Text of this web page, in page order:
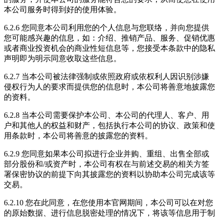
本公司服务时得到好的使用体验。
6.2.6 您同意本公司利用您的个人信息与您联络，并向您提供
您可能感兴趣的信息，如：介绍、推销产品、服务、促销优惠
或者商业投资机会的商业性短信息等，您接受本条款中的隐私
声明即为明示同意收取这些信息。
6.2.7 当本公司被法律强制或依照政府或依权利人因识别涉嫌
侵权行为人的要求而提供您的信息时，本公司将善意地披露您
的资料。
6.2.8 当本公司需要保护本公司、本公司的代理人、客户、用
户和其他人的权益和财产，包括执行本公司的协议、政策和使
用条款时，本公司将善意的披露您的资料。
6.2.9 您同意如果本公司拟进行企业并购、重组、出售全部或
部分股份和/或资产时，本公司有权在与前述交易的相关方签
署保密协议的前提下向其披露您的资料以协助本公司完成该等
交易。
6.2.10 您在此同意，在您使用本官网期间，本公司可以在对您
的原始数据、进行信息脱密处理的情况下，将该等信息用于制